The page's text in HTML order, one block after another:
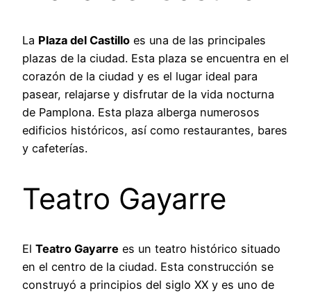
La Plaza del Castillo es una de las principales
plazas de la ciudad. Esta plaza se encuentra en el
corazón de la ciudad y es el lugar ideal para
pasear, relajarse y disfrutar de la vida nocturna
de Pamplona. Esta plaza alberga numerosos
edificios históricos, así como restaurantes, bares
y cafeterías.
Teatro Gayarre
El Teatro Gayarre es un teatro histórico situado
en el centro de la ciudad. Esta construcción se
construyó a principios del siglo XX y es uno de